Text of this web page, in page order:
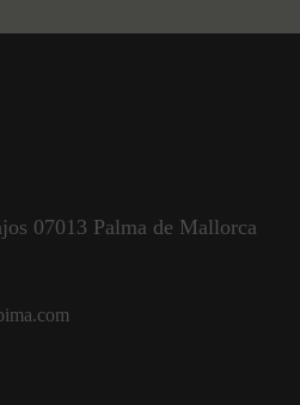
07013 Palma de Mallorca